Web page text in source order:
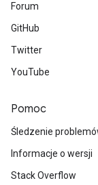
Forum
GitHub
Twitter
YouTube
Pomoc
Śledzenie
Informacje o wersji
Stack Overflow